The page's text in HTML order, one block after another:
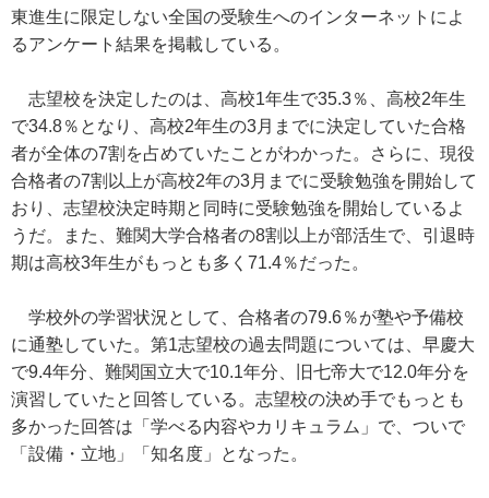
東進生に限定しない全国の受験生へのインターネットによ
るアンケート結果を掲載している。
志望校を決定したのは、高校1年生で35.3％、高校2年生
で34.8％となり、高校2年生の3月までに決定していた合格
者が全体の7割を占めていたことがわかった。さらに、現役
合格者の7割以上が高校2年の3月までに受験勉強を開始して
おり、志望校決定時期と同時に受験勉強を開始しているよ
うだ。また、難関大学合格者の8割以上が部活生で、引退時
期は高校3年生がもっとも多く71.4％だった。
学校外の学習状況として、合格者の79.6％が塾や予備校
に通塾していた。第1志望校の過去問題については、早慶大
で9.4年分、難関国立大で10.1年分、旧七帝大で12.0年分を
演習していたと回答している。志望校の決め手でもっとも
多かった回答は「学べる内容やカリキュラム」で、ついで
「設備・立地」「知名度」となった。